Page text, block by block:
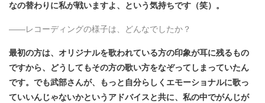
なの替わりに私が戦いますよ、という気持ちです（笑）。
――レコーディングの様子は、どんなでしたか？
最初の方は、オリジナルを歌われている方の印象が耳に残るもの
ですから、どうしてもその方の歌い方をなぞってしまっていたん
です。でも武部さんが、もっと自分らしくエモーショナルに歌っ
ていいんじゃないかというアドバイスと共に、私の中でがんじが